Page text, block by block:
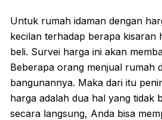
Untuk rumah idaman dengan
kecilan terhadap berapa
beli. Survei harga ini akan
Beberapa orang menjual rumah
bangunannya. Maka dari itu
harga adalah dua hal yang tidak
secara langsung, Anda bisa